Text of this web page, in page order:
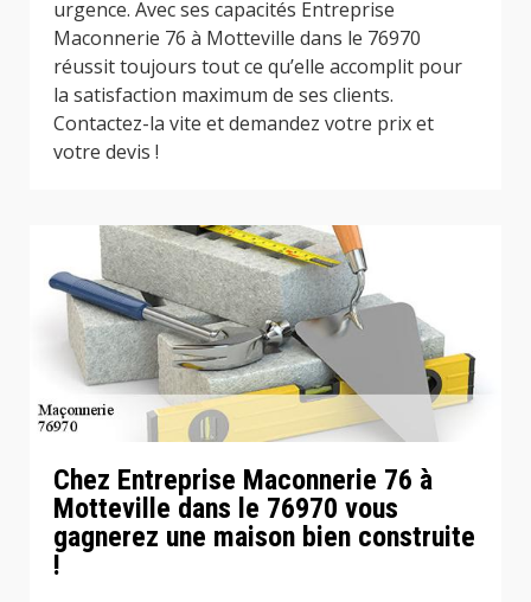
urgence. Avec ses capacités Entreprise
Maconnerie 76 à Motteville dans le 76970
réussit toujours tout ce qu’elle accomplit pour
la satisfaction maximum de ses clients.
Contactez-la vite et demandez votre prix et
votre devis !
Chez Entreprise Maconnerie 76 à
Motteville dans le 76970 vous
gagnerez une maison bien construite
!